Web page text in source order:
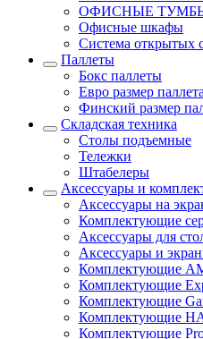
ОФИСНЫЕ
Офисные шкафы
Система открытых
Паллеты
Бокс паллеты
Евро размер
Финский размер
Складская техника
Столы подъемные
Тележки
Штабелеры
Аксессуары и
Аксессуары на
Комплектующие
Аксессуары для
Аксессуары и
Комплектующие
Комплектующие
Комплектующие
Комплектующие
Комплектующие